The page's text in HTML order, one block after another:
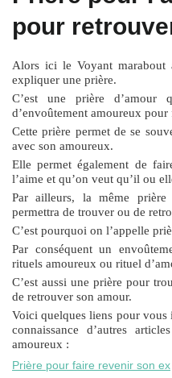
pour
Alors ici le Voyant marabout
expliquer une prière.
C’est une prière
d’envoûtement amoureux
Cette prière permet de se
avec son amoureux.
Elle permet également de
l’aime et qu’on veut qu’il ou
Par ailleurs, la même
permettra de trouver ou de
C’est pourquoi on l’appelle
Par conséquent un
rituels amoureux ou rituel
C’est aussi une prière pour
de retrouver son amour.
Voici quelques liens pour
connaissance d’autres
amoureux :
Prière pour faire revenir son ex